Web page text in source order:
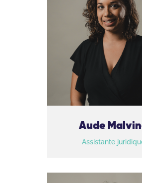
Aude
Assistante